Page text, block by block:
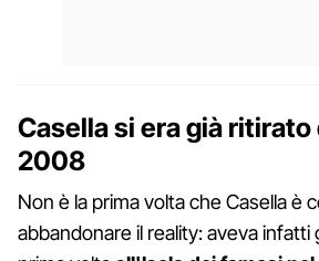
Casella si era già
2008
Non è la prima volta che Casella è
abbandonare il reality: aveva